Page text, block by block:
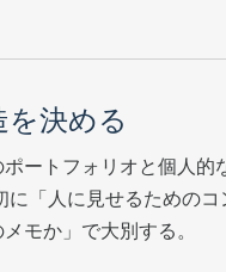
決める
ートフォリオと個人的
に「人に見せるためのコ
モか」で大別する。